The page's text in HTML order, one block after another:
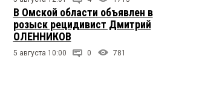
В Омской области объявлен в
розыск рецидивист Дмитрий
ОЛЕННИКОВ
5 августа 10:00 0 781